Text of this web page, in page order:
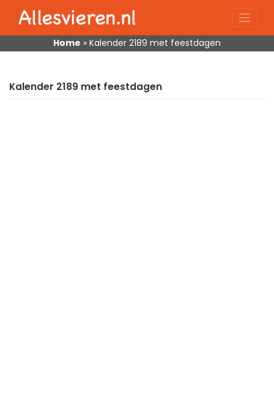
content
Home » Kalender 2189 met feestdagen
Kalender 2189 met feestdagen